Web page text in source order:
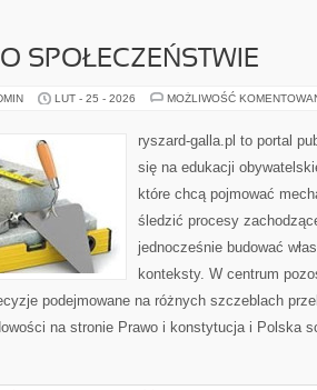
SPOŁECZEŃSTWIE
LUT - 25 - 2026 MOŻLIWOŚĆ
ryszard-galla.pl to portal
się na edukacji
które chcą pojmować
śledzić procesy
jednocześnie budować
konteksty. W centrum
podejmowane na różnych szczeblach
na stronie Prawo i konstytucja i Polska